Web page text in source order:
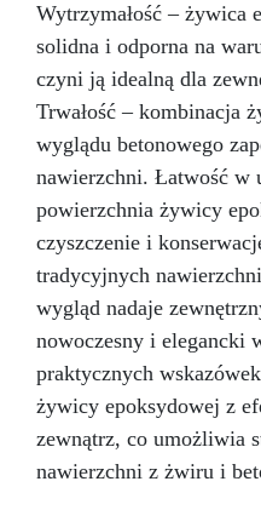
Wytrzymałość – żywica
solidna i odporna na
czyni ją idealną dla
Trwałość – kombinacja
wyglądu betonowego
nawierzchni. Łatwość w
powierzchnia żywicy
czyszczenie i
tradycyjnych
wygląd nadaje
nowoczesny i elegancki
praktycznych
żywicy epoksydowej z
zewnątrz, co umożliwia
nawierzchni z żwiru i